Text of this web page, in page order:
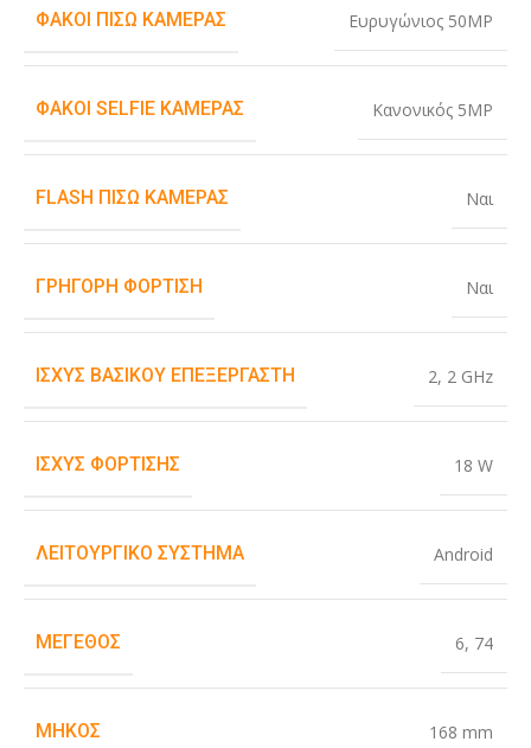
ΦΑΚΟΊ ΠΊΣΩ ΚΆΜΕΡΑΣ Ευρυγώνιος 50MP
ΦΑΚΟΊ SELFIE ΚΆΜΕΡΑΣ Κανονικός 5MP
FLASH ΠΊΣΩ ΚΆΜΕΡΑΣ Ναι
ΓΡΉΓΟΡΗ ΦΌΡΤΙΣΗ Ναι
ΙΣΧΎΣ ΒΑΣΙΚΟΎ ΕΠΕΞΕΡΓΑΣΤΉ 2, 2 GHz
ΙΣΧΎΣ ΦΌΡΤΙΣΗΣ 18 W
ΛΕΙΤΟΥΡΓΙΚΌ ΣΎΣΤΗΜΑ Android
ΜΈΓΕΘΟΣ 6, 74
ΜΉΚΟΣ 168 mm